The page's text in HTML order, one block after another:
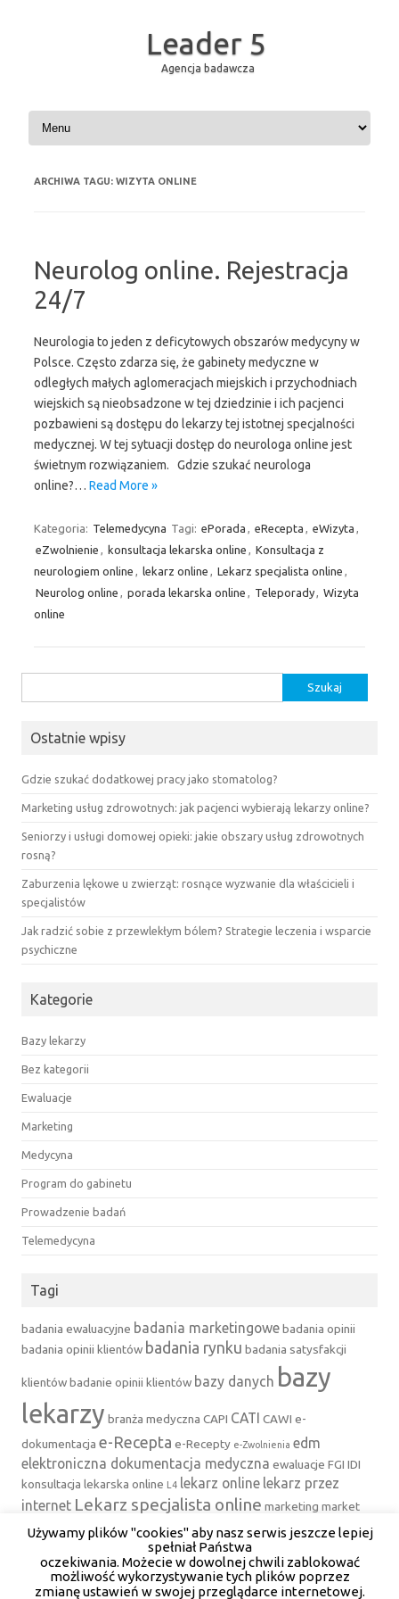
Leader 5
Agencja badawcza
Przejdź do treści
ARCHIWA TAGU: WIZYTA ONLINE
Neurolog online. Rejestracja
24/7
Neurologia to jeden z deficytowych obszarów medycyny w
Polsce. Często zdarza się, że gabinety medyczne w
odległych małych aglomeracjach miejskich i przychodniach
wiejskich są nieobsadzone w tej dziedzinie i ich pacjenci
pozbawieni są dostępu do lekarzy tej istotnej specjalności
medycznej. W tej sytuacji dostęp do neurologa online jest
świetnym rozwiązaniem. Gdzie szukać neurologa
online?… Read More »
Kategoria: Telemedycyna Tagi: ePorada , eRecepta , eWizyta ,
eZwolnienie , konsultacja lekarska online , Konsultacja z
neurologiem online , lekarz online , Lekarz specjalista online ,
Neurolog online , porada lekarska online , Teleporady, Wizyta
online
Ostatnie wpisy
Gdzie szukać dodatkowej pracy jako stomatolog?
Marketing usług zdrowotnych: jak pacjenci wybierają lekarzy online?
Seniorzy i usługi domowej opieki: jakie obszary usług zdrowotnych
rosną?
Zaburzenia lękowe u zwierząt: rosnące wyzwanie dla właścicieli i
specjalistów
Jak radzić sobie z przewlekłym bólem? Strategie leczenia i wsparcie
psychiczne
Kategorie
Bazy lekarzy
Bez kategorii
Ewaluacje
Marketing
Medycyna
Program do gabinetu
Prowadzenie badań
Telemedycyna
Tagi
badania ewaluacyjne badania marketingowebadania opinii
badania opinii klientów badania rynku badania satysfakcji
klientówbadanie opinii klientów bazy danych bazy
lekarzy branża medyczna CAPI CATI CAWI e-
dokumentacja e-Recepta e-Recepty e-Zwolnienia edm
elektroniczna dokumentacja medyczna ewaluacje FGI IDI
konsultacja lekarska online L4 lekarz online lekarz przez
internet Lekarz specjalista online marketing market
researchmedfile Mystery Client mystery shopper Mystery
powiadomienia SMS program dla lekarzy
gabinetu program do rejestracji pacjentów rejestracja online
rejestracja pacjentów rynek medycznytajemniczy klient vetfile
Używamy plików "cookies" aby nasz serwis jeszcze lepiej
spełniał Państwa
oczekiwania. Możecie w dowolnej chwili zablokować
możliwość wykorzystywanie tych plików poprzez
zmianę ustawień w swojej przeglądarce internetowej.